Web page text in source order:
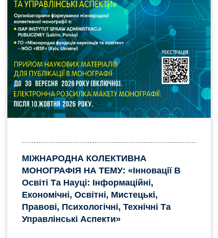
МІЖНАРОДНА КОЛЕКТИВНА
МОНОГРАФІЯ НА ТЕМУ: «Інновації В
Освіті Та Науці: Інформаційні,
Економічні, Освітні, Мистецькі,
Правові, Психологічні, Технічні Та
Управлінські Аспекти»